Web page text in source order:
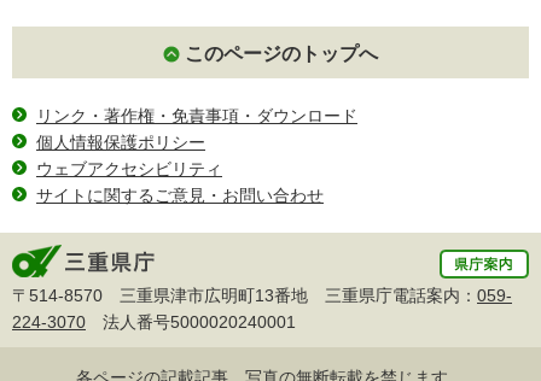
このページのトップへ
リンク・著作権・免責事項・ダウンロード
個人情報保護ポリシー
ウェブアクセシビリティ
サイトに関するご意見・お問い合わせ
〒514-8570 三重県津市広明町13番地 三重県庁電話案内： 059-
224-3070 法人番号5000020240001
各ページの記載記事、写真の無断転載を禁じます。